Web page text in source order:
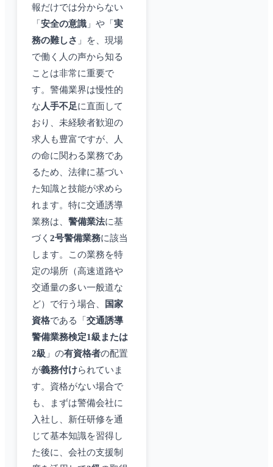
報だけでは分からない
「 安全の意識 」や「 実
務の難しさ 」を、現場
で働く人の声から知る
ことは非常に重要で
す。警備業界は慢性的
な 人手不足に直面して
おり、未経験者歓迎の
求人も豊富ですが、人
の命に関わる業務であ
るため、法律に基づい
た知識と技能が求めら
れます。特に交通誘導
業務は、 警備業法に基
づく 2号警備業務に該当
します。この業務を特
定の場所（高速道路や
交通量の多い一般道な
ど）で行う場合、
国家
資格である「 交通誘導
警備業務検定1級または
2級 」の有資格者の配置
が義務付けられていま
す。資格がない場合で
も、まずは警備会社に
入社し、新任研修を通
じて基本知識を習得し
た後に、会社の支援制